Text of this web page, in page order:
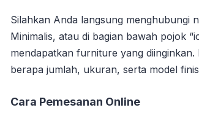
Silahkan Anda langsung menghubungi
Minimalis, atau di bagian bawah pojok
mendapatkan furniture yang diinginkan.
berapa jumlah, ukuran, serta model
Cara Pemesanan Online